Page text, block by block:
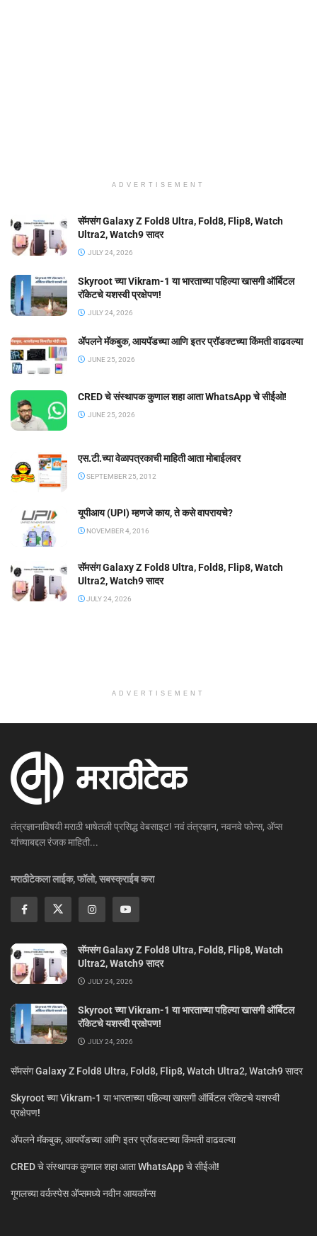
ADVERTISEMENT
सॅमसंग Galaxy Z Fold8 Ultra, Fold8, Flip8, Watch
Ultra2, Watch9 सादर
JULY 24, 2026
Skyroot च्या Vikram-1 या भारताच्या पहिल्या खासगी ऑर्बिटल
रॉकेटचे यशस्वी प्रक्षेपण!
JULY 24, 2026
ॲपलने मॅकबुक, आयपॅडच्या आणि इतर प्रॉडक्टच्या किंमती वाढवल्या
JUNE 25, 2026
CRED चे संस्थापक कुणाल शहा आता WhatsApp चे सीईओ!
JUNE 25, 2026
एस.टी.च्या वेळापत्रकाची माहिती आता मोबाईलवर
SEPTEMBER 25, 2012
यूपीआय (UPI) म्हणजे काय, ते कसे वापरायचे?
NOVEMBER 4, 2016
सॅमसंग Galaxy Z Fold8 Ultra, Fold8, Flip8, Watch
Ultra2, Watch9 सादर
JULY 24, 2026
ADVERTISEMENT
तंत्रज्ञानाविषयी मराठी भाषेतली प्रसिद्ध वेबसाइट! नवं तंत्रज्ञान, नवनवे फोन्स, ॲप्स
यांच्याबद्दल रंजक माहिती...
मराठीटेकला लाईक, फॉलो, सबस्क्राईब करा
सॅमसंग Galaxy Z Fold8 Ultra, Fold8, Flip8, Watch
Ultra2, Watch9 सादर
JULY 24, 2026
Skyroot च्या Vikram-1 या भारताच्या पहिल्या खासगी ऑर्बिटल
रॉकेटचे यशस्वी प्रक्षेपण!
JULY 24, 2026
सॅमसंग Galaxy Z Fold8 Ultra, Fold8, Flip8, Watch Ultra2, Watch9 सादर
Skyroot च्या Vikram-1 या भारताच्या पहिल्या खासगी ऑर्बिटल रॉकेटचे यशस्वी
प्रक्षेपण!
ॲपलने मॅकबुक, आयपॅडच्या आणि इतर प्रॉडक्टच्या किंमती वाढवल्या
CRED चे संस्थापक कुणाल शहा आता WhatsApp चे सीईओ!
गूगलच्या वर्कस्पेस अ‍ॅप्समध्ये नवीन आयकॉन्स